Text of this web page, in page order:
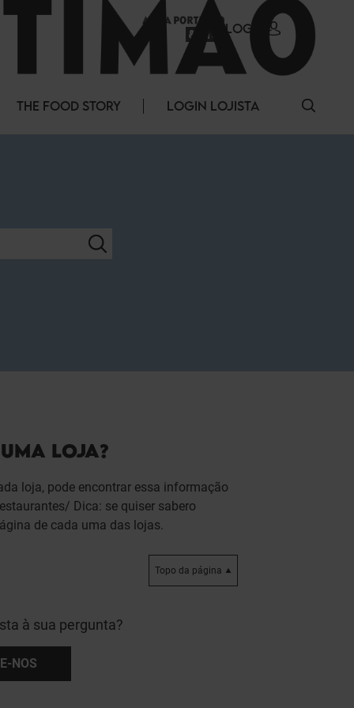
LOGIN
THE FOOD STORY LOGIN LOJISTA
LOJA?
loja, pode encontrar essa informação
Dica: se quiser sabero
de cada uma das lojas.
Topo da página
à sua pergunta?
NOS